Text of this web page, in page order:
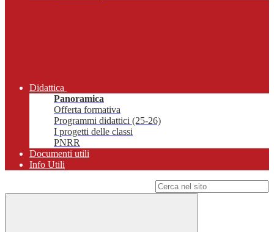
Didattica
Panoramica
Offerta formativa
Programmi didattici (25-26)
I progetti delle classi
PNRR
Documenti utili
Info Utili